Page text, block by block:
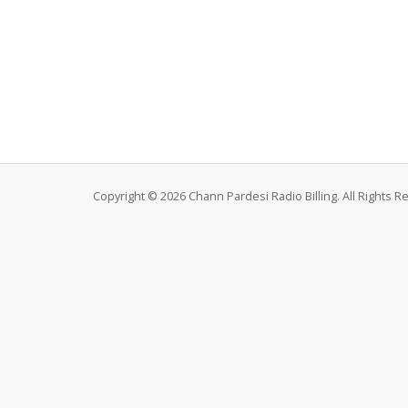
Copyright © 2026 Chann Pardesi Radio Billing. All Rights